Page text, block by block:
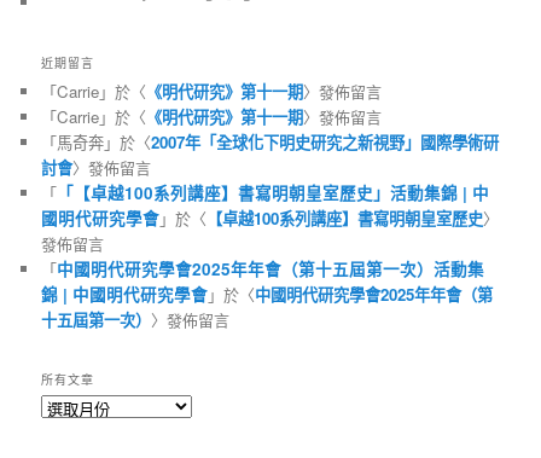
近期留言
「Carrie」於〈 《明代研究》第十一期〉發佈留言
「Carrie」於〈 《明代研究》第十一期〉發佈留言
「馬奇奔」於〈2007年「全球化下明史研究之新視野」國際學術研
討會〉發佈留言
「 「【卓越100系列講座】書寫明朝皇室歷史」活動集錦 | 中
國明代研究學會」於〈 【卓越100系列講座】書寫明朝皇室歷史〉
發佈留言
「中國明代研究學會2025年年會（第十五屆第一次）活動集
錦 | 中國明代研究學會」於〈中國明代研究學會2025年年會（第
十五屆第一次） 〉發佈留言
所有文章
所